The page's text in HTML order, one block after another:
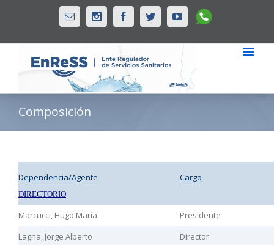
Email InstagramFacebookTwitterYoutubeWhatsapp
Composición
Dependencia/Agente Cargo
DIRECTORIO
Marcucci, Hugo María
Presidente
Lagna, Jorge Alberto
Director